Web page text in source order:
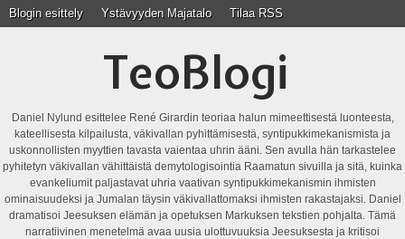
Blogin esittely Ystävyyden Majatalo Tilaa RSS
TeoBlogi
Daniel Nylund esittelee René Girardin teoriaa halun mimeettisestä luonteesta,
kateellisesta kilpailusta, väkivallan pyhittämisestä, syntipukkimekanismista ja
uskonnollisten myyttien tavasta vaientaa uhrin ääni. Sen avulla hän tarkastelee
pyhitetyn väkivallan vähittäistä demytologisointia Raamatun sivuilla ja sitä, kuinka
evankeliumit paljastavat uhria vaativan syntipukkimekanismin ihmisten
ominaisuudeksi ja Jumalan täysin väkivallattomaksi ihmisten rakastajaksi. Daniel
dramatisoi Jeesuksen elämän ja opetuksen Markuksen tekstien pohjalta. Tämä
narratiivinen menetelmä avaa uusia ulottuvuuksia Jeesuksesta ja kritisoi